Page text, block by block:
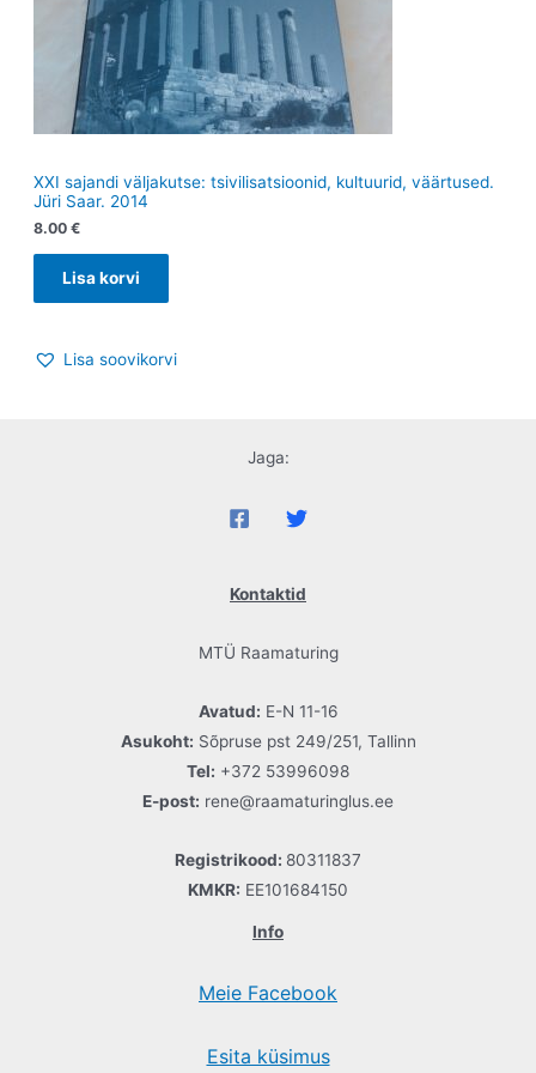
XXI sajandi väljakutse: tsivilisatsioonid, kultuurid, väärtused.
Jüri Saar. 2014
8.00 €
Lisa korvi
Lisa soovikorvi
Jaga:
Kontaktid
MTÜ Raamaturing
Avatud: E-N 11-16
Asukoht: Sõpruse pst 249/251, Tallinn
Tel: +372 53996098
E-post: rene@raamaturinglus.ee
Registrikood: 80311837
KMKR: EE101684150
Info
Meie Facebook
Esita küsimus